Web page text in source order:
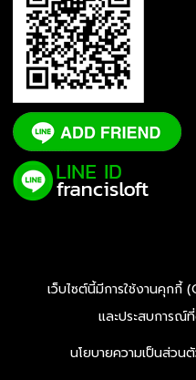
เว็บไซต์นี้มีการใช้งานคุกกี้
และประสบการณ์ที่
นโยบายความเป็นส่ว